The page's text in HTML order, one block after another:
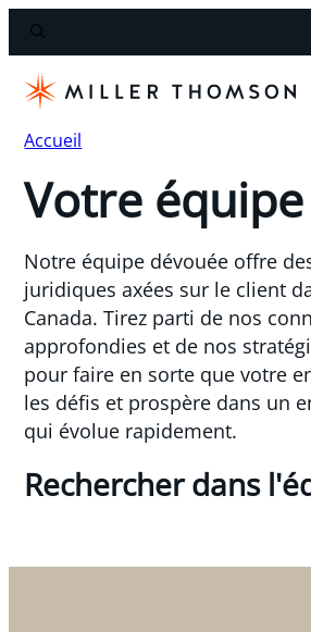
Accueil
Votre équipe
Notre équipe dévouée offre
juridiques axées sur le client
Canada. Tirez parti de nos
approfondies et de nos
pour faire en sorte que votre
les défis et prospère dans un
qui évolue rapidement.
Rechercher dans